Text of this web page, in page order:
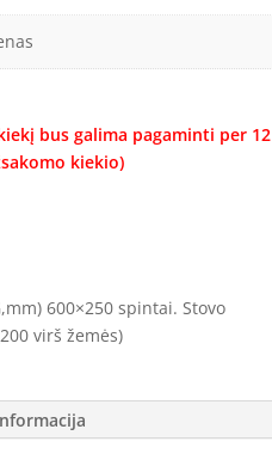
bus galima pagaminti per 12
kiekio)
600×250 spintai. Stovo
virš žemės)